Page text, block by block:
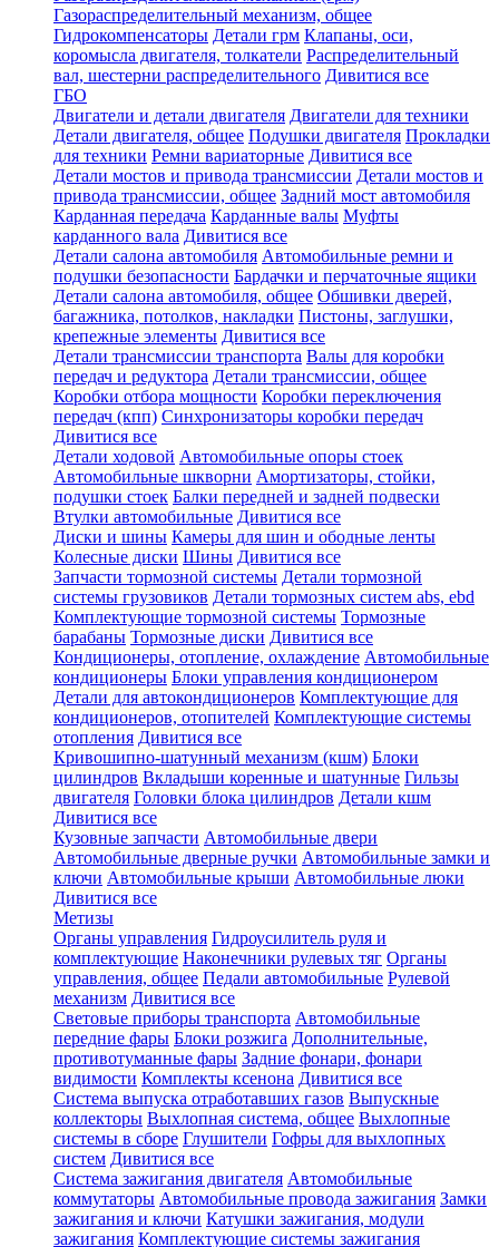
Газораспределительный механизм, общее
Гидрокомпенсаторы Детали грм Клапаны, оси,
коромысла двигателя, толкатели Распределительный
вал, шестерни распределительного Дивитися все
ГБО
Двигатели и детали двигателя Двигатели для техники
Детали двигателя, общее Подушки двигателя Прокладки
для техники Ремни вариаторные Дивитися все
Детали мостов и привода трансмиссии Детали мостов и
привода трансмиссии, общее Задний мост автомобиля
Карданная передача Карданные валы Муфты
карданного вала Дивитися все
Детали салона автомобиля Автомобильные ремни и
подушки безопасности Бардачки и перчаточные ящики
Детали салона автомобиля, общее Обшивки дверей,
багажника, потолков, накладки Пистоны, заглушки,
крепежные элементы Дивитися все
Детали трансмиссии транспорта Валы для коробки
передач и редуктора Детали трансмиссии, общее
Коробки отбора мощности Коробки переключения
передач (кпп) Синхронизаторы коробки передач
Дивитися все
Детали ходовой Автомобильные опоры стоек
Автомобильные шкворни Амортизаторы, стойки,
подушки стоек Балки передней и задней подвески
Втулки автомобильные Дивитися все
Диски и шины Камеры для шин и ободные ленты
Колесные диски Шины Дивитися все
Запчасти тормозной системы Детали тормозной
системы грузовиков Детали тормозных систем abs, ebd
Комплектующие тормозной системы Тормозные
барабаны Тормозные диски Дивитися все
Кондиционеры, отопление, охлаждение Автомобильные
кондиционеры Блоки управления кондиционером
Детали для автокондиционеров Комплектующие для
кондиционеров, отопителей Комплектующие системы
отопления Дивитися все
Кривошипно-шатунный механизм (кшм) Блоки
цилиндров Вкладыши коренные и шатунные Гильзы
двигателя Головки блока цилиндров Детали кшм
Дивитися все
Кузовные запчасти Автомобильные двери
Автомобильные дверные ручки Автомобильные замки и
ключи Автомобильные крыши Автомобильные люки
Дивитися все
Метизы
Органы управления Гидроусилитель руля и
комплектующие Наконечники рулевых тяг Органы
управления, общее Педали автомобильные Рулевой
механизм Дивитися все
Световые приборы транспорта Автомобильные
передние фары Блоки розжига Дополнительные,
противотуманные фары Задние фонари, фонари
видимости Комплекты ксенона Дивитися все
Система выпуска отработавших газов Выпускные
коллекторы Выхлопная система, общее Выхлопные
системы в сборе Глушители Гофры для выхлопных
систем Дивитися все
Система зажигания двигателя Автомобильные
коммутаторы Автомобильные провода зажигания Замки
зажигания и ключи Катушки зажигания, модули
зажигания Комплектующие системы зажигания